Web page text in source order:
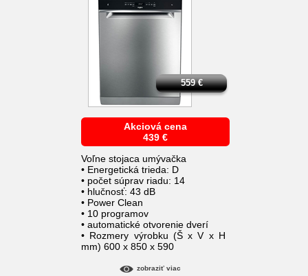
Akciová cena
439 €
Voľne stojaca umývačka
• Energetická trieda: D
• počet súprav riadu: 14
• hlučnosť: 43 dB
• Power Clean
• 10 programov
• automatické otvorenie dverí
• Rozmery výrobku (Š x V x H
mm) 600 x 850 x 590
559€
zobraziť viac